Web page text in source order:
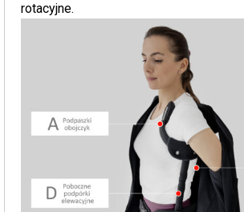
rotacyjne.